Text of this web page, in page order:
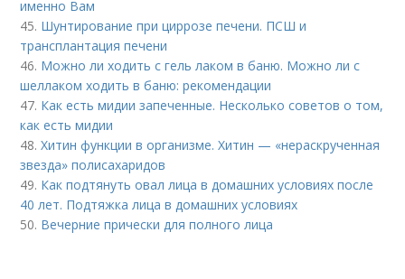
именно Вам
45. Шунтирование при циррозе печени. ПСШ и
трансплантация печени
46. Можно ли ходить с гель лаком в баню. Можно ли с
шеллаком ходить в баню: рекомендации
47. Как есть мидии запеченные. Несколько советов о том,
как есть мидии
48.Хитин функции в организме. Хитин — «нераскрученная
звезда» полисахаридов
49. Как подтянуть овал лица в домашних условиях после
40 лет. Подтяжка лица в домашних условиях
50. Вечерние прически для полного лица